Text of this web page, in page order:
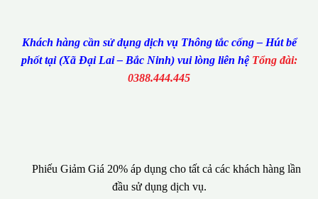
Khách hàng cần sử dụng dịch vụ Thông tắc cống – Hút bể
phốt tại (Xã Đại Lai – Bắc Ninh) vui lòng liên hệ Tổng đài:
0388.444.445